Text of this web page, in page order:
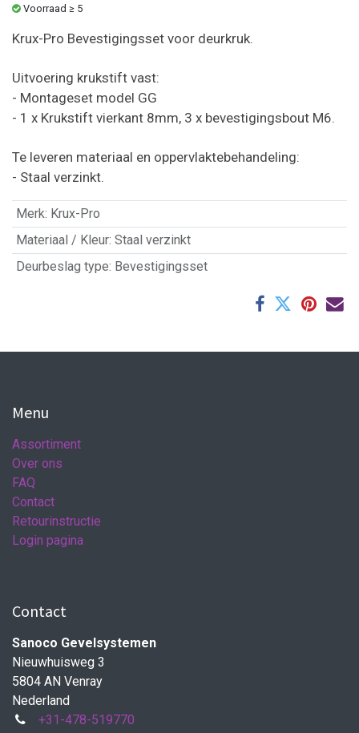
Voorraad ≥ 5
Krux-Pro Bevestigingsset voor deurkruk.
Uitvoering krukstift vast:
- Montageset model GG
- 1 x Krukstift vierkant 8mm, 3 x bevestigingsbout M6.
Te leveren materiaal en oppervlaktebehandeling:
- Staal verzinkt.
Merk: Krux-Pro
Materiaal / Kleur: Staal verzinkt
Deurbeslag type: Bevestigingsset
Menu
Assortiment
Over ons
FAQ
Contact
Retourinstructie
Login pagina
Contact
Sanoco Gevelsystemen
Nieuwhuisweg 3
5804 AN Venray
Nederland
+31-478-519770